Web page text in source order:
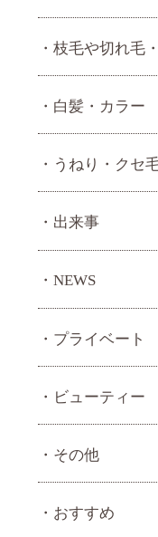
枝毛や切れ毛
白髪・カラー
うねり・ クセ
出来事
NEWS
プライベート
ビューティー
その他
おすすめ